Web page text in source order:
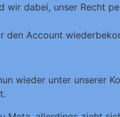
dabei, unser Recht
Account
wieder unter unserer